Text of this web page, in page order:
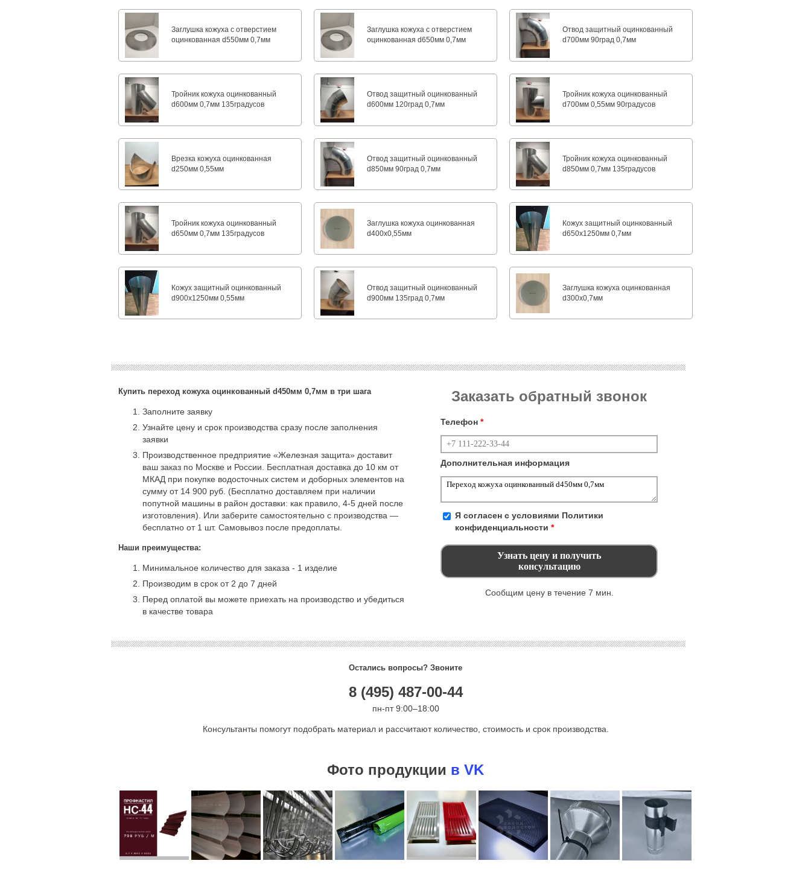
Заглушка кожуха с отверстием
оцинкованная d550мм 0,7мм
Заглушка кожуха с отверстием
оцинкованная d650мм 0,7мм
Отвод защитный оцинкованный
d700мм 90град 0,7мм
Тройник кожуха оцинкованный
d600мм 0,7мм 135градусов
Отвод защитный оцинкованный
d600мм 120град 0,7мм
Тройник кожуха оцинкованный
d700мм 0,55мм 90градусов
Врезка кожуха оцинкованная
d250мм 0,55мм
Отвод защитный оцинкованный
d850мм 90град 0,7мм
Тройник кожуха оцинкованный
d850мм 0,7мм 135градусов
Тройник кожуха оцинкованный
d650мм 0,7мм 135градусов
Заглушка кожуха оцинкованная
d400х0,55мм
Кожух защитный оцинкованный
d650х1250мм 0,7мм
Кожух защитный оцинкованный
d900х1250мм 0,55мм
Отвод защитный оцинкованный
d900мм 135град 0,7мм
Заглушка кожуха оцинкованная
d300х0,7мм
Купить переход кожуха оцинкованный d450мм 0,7мм в три шага
Заполните заявку
Узнайте цену и срок производства сразу после заполнения
заявки
Производственное предприятие «Железная защита» доставит
ваш заказ по Москве и России. Бесплатная доставка до 10 км от
МКАД при покупке водосточных систем и доборных элементов на
сумму от 14 900 руб. (Бесплатно доставляем при наличии
попутной машины в район доставки: как правило, 4-5 дней после
изготовления). Или заберите самостоятельно с производства —
бесплатно от 1 шт. Самовывоз после предоплаты.
Наши преимущества:
Минимальное количество для заказа - 1 изделие
Производим в срок от 2 до 7 дней
Перед оплатой вы можете приехать на производство и убедиться
в качестве товара
Заказать обратный звонок
Телефон *
Дополнительная информация
Я согласен с условиями Политики
конфиденциальности *
Сообщим цену в течение 7 мин.
Остались вопросы? Звоните
8 (495) 487-00-44
пн-пт 9:00–18:00
Консультанты помогут подобрать материал и рассчитают количество, стоимость и срок производства.
Фото продукции в VK